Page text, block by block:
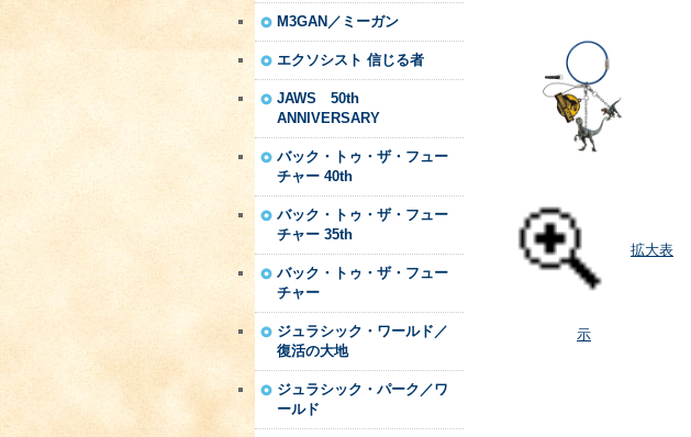
M3GAN／ミーガン
エクソシスト 信じる者
JAWS 50th
ANNIVERSARY
バック・トゥ・ザ・フュー
チャー 40th
バック・トゥ・ザ・フュー
チャー 35th
バック・トゥ・ザ・フュー
チャー
ジュラシック・ワールド／
復活の大地
ジュラシック・パーク／ワ
ールド
拡大表
示